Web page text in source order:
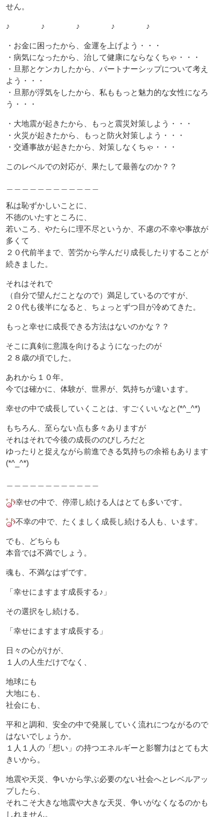
せん。
♪ ♪ ♪ ♪ ♪
・お金に困ったから、金運を上げよう・・・
・病気になったから、治して健康にならなくちゃ・・・
・旦那とケンカしたから、パートナーシップについて考え
よう・・・
・旦那が浮気をしたから、私ももっと魅力的な女性になろ
う・・・
・大地震が起きたから、もっと震災対策しよう・・・
・火災が起きたから、もっと防火対策しよう・・・
・交通事故が起きたから、対策しなくちゃ・・・
このレベルでの対応が、果たして最善なのか？？
私は恥ずかしいことに、
不徳のいたすところに、
若いころ、やたらに理不尽というか、不慮の不幸や事故が
多くて
２０代前半まで、苦労から学んだり成長したりすることが
続きました。
それはそれで
（自分で望んだことなので）満足しているのですが、
２０代も後半になると、ちょっとずつ目が冷めてきた。
もっと幸せに成長できる方法はないのかな？？
そこに真剣に意識を向けるようになったのが
２８歳の頃でした。
あれから１０年。
今では確かに、体験が、世界が、気持ちが違います。
幸せの中で成長していくことは、すごくいいなと(*^_^*)
もちろん、至らない点も多々ありますが
それはそれで今後の成長ののびしろだと
ゆったりと捉えながら前進できる気持ちの余裕もあります
(*^_^*)
幸せの中で、停滞し続ける人はとても多いです。
不幸の中で、たくましく成長し続ける人も、います。
でも、どちらも
本音では不満でしょう。
魂も、不満なはずです。
「幸せにますます成長する♪」
その選択をし続ける。
「幸せにますます成長する」
日々の心がけが、
１人の人生だけでなく、
地球にも
大地にも、
社会にも、
平和と調和、安全の中で発展していく流れにつながるので
はないでしょうか。
１人１人の「想い」の持つエネルギーと影響力はとても大
きいから。
地震や天災、争いから学ぶ必要のない社会へとレベルアッ
プしたら、
それこそ大きな地震や大きな天災、争いがなくなるのかも
しれません。